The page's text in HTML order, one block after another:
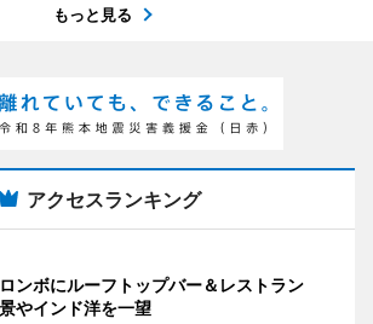
もっと見る
アクセスランキング
ンボにルーフトップバー＆レストラン
やインド洋を一望